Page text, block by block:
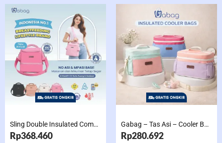
Sling Double Insulated Compartment Cappucino Black, Creamy, Salem, Chocolate
Rp368.460
Gabag – Tas Asi – Cooler Bag Sling Single Compartment Mint Grape Bubble
Rp280.692